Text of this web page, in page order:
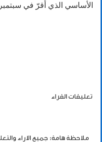
الأساسي الذي أُقرّ في سبتمبر 2024.
تعليقات القراء
ملاحظة هامة: جميع الاراء